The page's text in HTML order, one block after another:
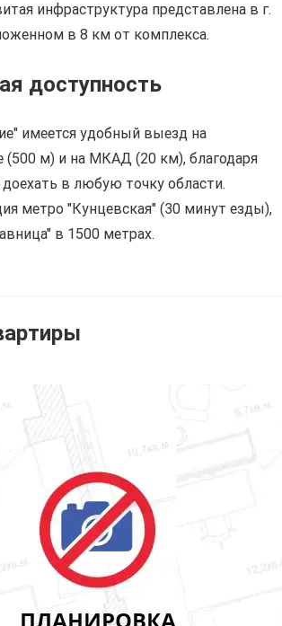
инфраструктура представлена в г.
в 8 км от комплекса.
доступность
имеется удобный выезд на
м) и на МКАД (20 км), благодаря
в любую точку области.
метро "Кунцевская" (30 минут езды),
в 1500 метрах.